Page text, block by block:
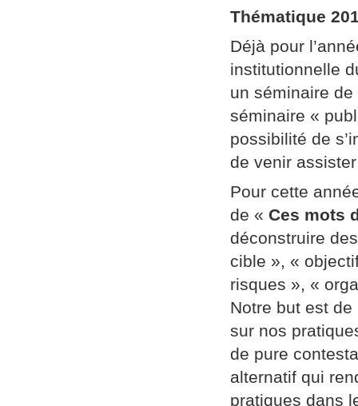
Thématique
Déjà pour
institutionnelle
un séminaire
séminaire «
possibilité de
de venir
Pour cette
de « Ces mots
déconstruire
cible », «
risques », «
Notre but est de
sur nos
de pure
alternatif qui
pratiques dans